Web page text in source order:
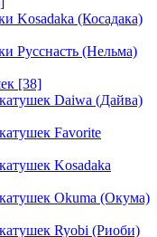
Kosadaka (Косадака)
Русснасть (Нельма)
[38]
Daiwa (Дайва)
Favorite
Kosadaka
Okuma (Окума)
Ryobi (Риоби)